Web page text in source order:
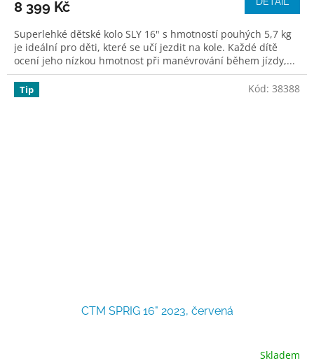
8 399 Kč
Superlehké dětské kolo SLY 16" s hmotností pouhých 5,7 kg
je ideální pro děti, které se učí jezdit na kole. Každé dítě
ocení jeho nízkou hmotnost při manévrování během jízdy,...
Tip
CTM SPRIG 16" 2023, červená
Skladem
Kód: 38388